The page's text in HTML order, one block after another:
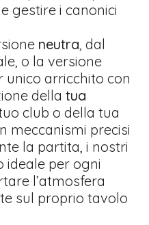
gestire i canonici
neutra, dal
o la versione
unico arricchito con
dellatua
club o della tua
meccanismi precisi
la partita, i nostri
ideale per ogni
l’atmosfera
sul proprio tavolo